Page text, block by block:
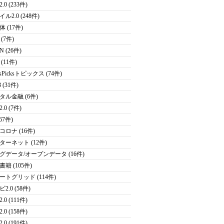
(233件)
ル2.0 (248件)
(17件)
件)
(26件)
件)
トピックス (74件)
(31件)
ル金融 (6件)
(7件)
件)
ロナ (16件)
ーネット (12件)
データ/オープンデータ (16件)
籍 (105件)
トグリッド (114件)
2.0 (58件)
(111件)
(158件)